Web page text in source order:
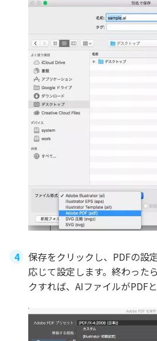
保存をクリックし、PDFの設
応じて設定します。終わった
クすれば、AIファイルがPDF